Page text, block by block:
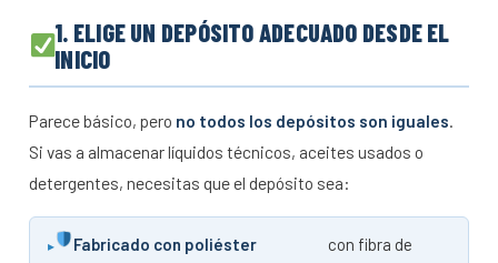
1. ELIGE UN DEPÓSITO ADECUADO DESDE EL
INICIO
Parece básico, pero no todos los depósitos son iguales.
Si vas a almacenar líquidos técnicos, aceites usados o
detergentes, necesitas que el depósito sea:
Fabricado con poliéster
con fibra de